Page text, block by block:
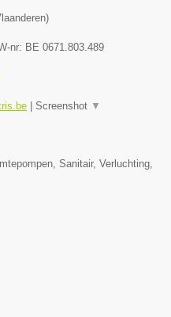
)
nr: BE 0671.803.489
Screenshot ▼
Sanitair, Verluchting,